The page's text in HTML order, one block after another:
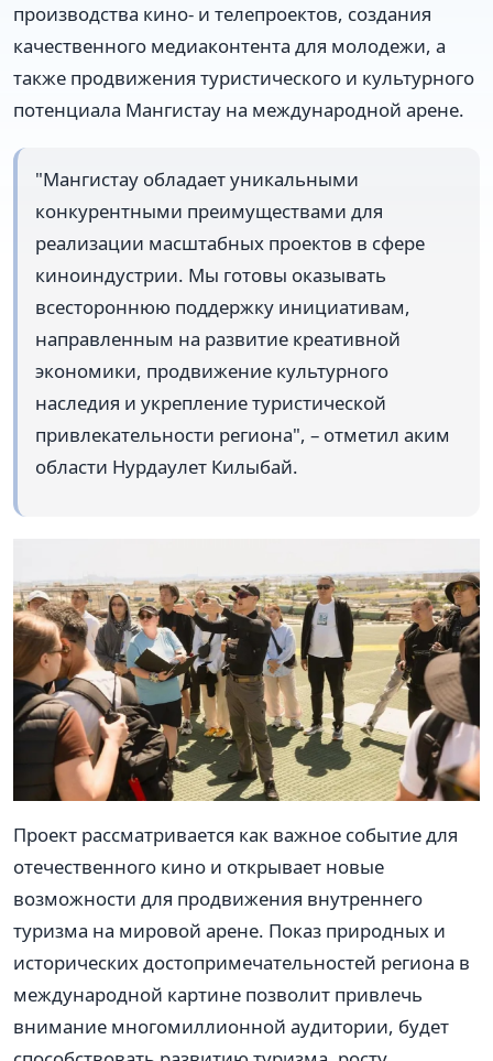
производства кино- и телепроектов, создания
качественного медиаконтента для молодежи, а
также продвижения туристического и культурного
потенциала Мангистау на международной арене.
"Мангистау обладает уникальными
конкурентными преимуществами для
реализации масштабных проектов в сфере
киноиндустрии. Мы готовы оказывать
всестороннюю поддержку инициативам,
направленным на развитие креативной
экономики, продвижение культурного
наследия и укрепление туристической
привлекательности региона", – отметил аким
области Нурдаулет Килыбай.
Проект рассматривается как важное событие для
отечественного кино и открывает новые
возможности для продвижения внутреннего
туризма на мировой арене. Показ природных и
исторических достопримечательностей региона в
международной картине позволит привлечь
внимание многомиллионной аудитории, будет